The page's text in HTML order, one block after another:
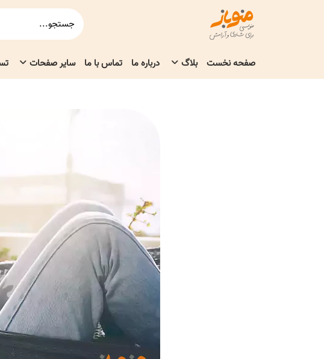
صفحه نخست بلاگ درباره ما تماس با ما سایر صفحات